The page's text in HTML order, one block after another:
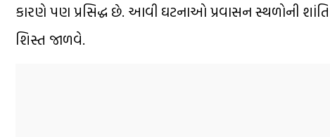
કારણે પણ પ્રસિદ્ધ છે. આવી ઘટનાઓ પ્રવાસન સ્થળોની
શિસ્ત જાળવે.